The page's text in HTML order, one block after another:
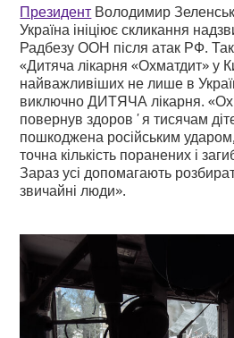
Президент Володимир
Україна ініціює скликання
Радбезу ООН після атак РФ.
«Дитяча лікарня «Охматдит» у
найважливіших не лише в
виключно ДИТЯЧА лікарня.
повернув здоровʼя тисячам
пошкоджена російським
точна кількість поранених і
Зараз усі допомагають
звичайні люди».